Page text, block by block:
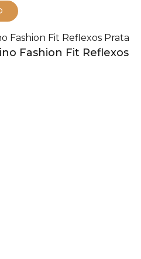
Fashion Fit Reflexos